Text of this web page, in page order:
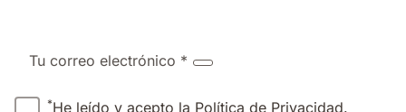
Tu correo electrónico *
*He leído y acepto la Política de Privacidad.